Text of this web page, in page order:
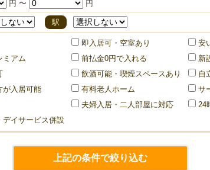
円 〜
円
駅
即入居可・空室あり
安
ミアム
前払金0円で入れる
新
飲酒可能・喫煙スペースあり
自
が入居可能
有料老人ホーム
サ
夫婦入居・二人部屋に対応
24
デイサービス併設